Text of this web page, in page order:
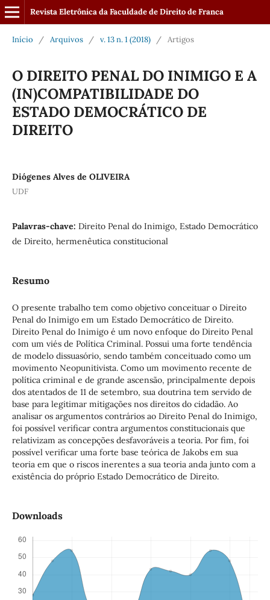
Revista Eletrônica da Faculdade de Direito de Franca
Início / Arquivos / v. 13 n. 1 (2018) / Artigos
O DIREITO PENAL DO INIMIGO E A
(IN)COMPATIBILIDADE DO
ESTADO DEMOCRÁTICO DE
DIREITO
Diógenes Alves de OLIVEIRA
UDF
Palavras-chave: Direito Penal do Inimigo, Estado Democrático
de Direito, hermenêutica constitucional
Resumo
O presente trabalho tem como objetivo conceituar o Direito
Penal do Inimigo em um Estado Democrático de Direito.
Direito Penal do Inimigo é um novo enfoque do Direito Penal
com um viés de Política Criminal. Possui uma forte tendência
de modelo dissuasório, sendo também conceituado como um
movimento Neopunitivista. Como um movimento recente de
política criminal e de grande ascensão, principalmente depois
dos atentados de 11 de setembro, sua doutrina tem servido de
base para legitimar mitigações nos direitos do cidadão. Ao
analisar os argumentos contrários ao Direito Penal do Inimigo,
foi possível verificar contra argumentos constitucionais que
relativizam as concepções desfavoráveis a teoria. Por fim, foi
possível verificar uma forte base teórica de Jakobs em sua
teoria em que o riscos inerentes a sua teoria anda junto com a
existência do próprio Estado Democrático de Direito.
Downloads